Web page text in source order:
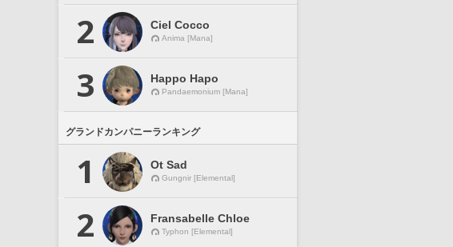
2 Ciel Cocco
Anima [Mana]
3 Happo Hapo
Pandaemonium [Mana]
グランドカンパニーランキング
1 Ot Sad
Gungnir [Elemental]
2 Fransabelle Chloe
Typhon [Elemental]